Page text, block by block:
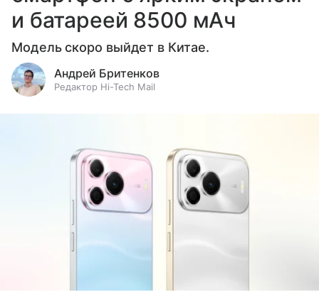
и батареей 8500 мАч
Модель скоро выйдет в Китае.
Андрей Бритенков
Редактор Hi-Tech Mail